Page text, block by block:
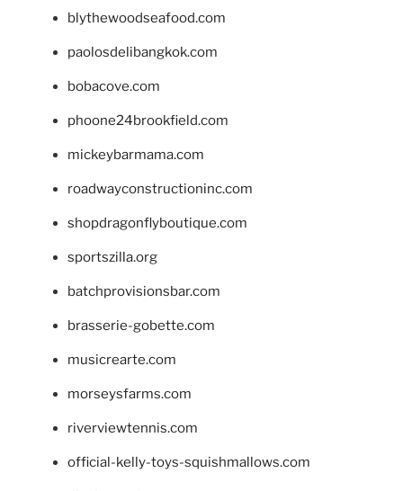
blythewoodseafood.com
paolosdelibangkok.com
bobacove.com
phoone24brookfield.com
mickeybarmama.com
roadwayconstructioninc.com
shopdragonflyboutique.com
sportszilla.org
batchprovisionsbar.com
brasserie-gobette.com
musicrearte.com
morseysfarms.com
riverviewtennis.com
official-kelly-toys-squishmallows.com